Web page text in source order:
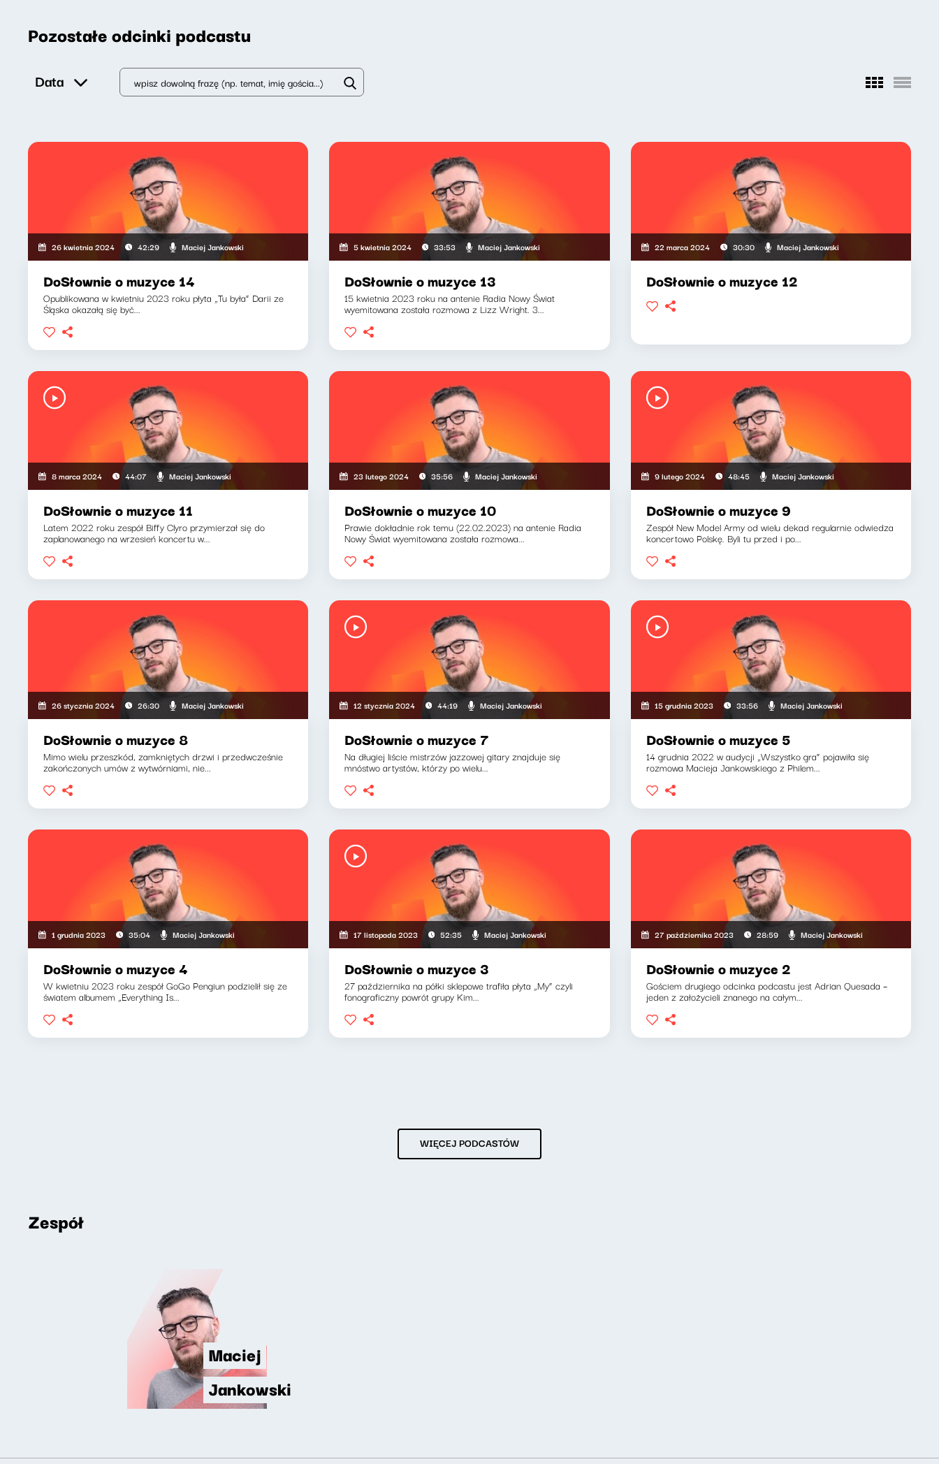
Pozostałe odcinki podcastu
Data
26 kwietnia 2024 42:29 Maciej Jankowski
DoSłownie o muzyce 14
Opublikowana w kwietniu 2023 roku płyta „Tu była” Darii ze
Śląska okazałą się być...
5 kwietnia 2024 33:53 Maciej Jankowski
DoSłownie o muzyce 13
15 kwietnia 2023 roku na antenie Radia Nowy Świat
wyemitowana została rozmowa z Lizz Wright. 3...
22 marca 2024 30:30 Maciej Jankowski
DoSłownie o muzyce 12
8 marca 2024 44:07 Maciej Jankowski
DoSłownie o muzyce 11
Latem 2022 roku zespół Biffy Clyro przymierzał się do
zaplanowanego na wrzesień koncertu w...
23 lutego 2024 35:56 Maciej Jankowski
DoSłownie o muzyce 10
Prawie dokładnie rok temu (22.02.2023) na antenie Radia
Nowy Świat wyemitowana została rozmowa...
9 lutego 2024 48:45 Maciej Jankowski
DoSłownie o muzyce 9
Zespół New Model Army od wielu dekad regularnie odwiedza
koncertowo Polskę. Byli tu przed i po...
26 stycznia 2024 26:30 Maciej Jankowski
DoSłownie o muzyce 8
Mimo wielu przeszkód, zamkniętych drzwi i przedwcześnie
zakończonych umów z wytwórniami, nie...
12 stycznia 2024 44:19 Maciej Jankowski
DoSłownie o muzyce 7
Na długiej liście mistrzów jazzowej gitary znajduje się
mnóstwo artystów, którzy po wielu...
15 grudnia 2023 33:56 Maciej Jankowski
DoSłownie o muzyce 5
14 grudnia 2022 w audycji „Wszystko gra” pojawiła się
rozmowa Macieja Jankowskiego z Philem...
1 grudnia 2023 35:04 Maciej Jankowski
DoSłownie o muzyce 4
W kwietniu 2023 roku zespół GoGo Pengiun podzielił się ze
światem albumem „Everything Is...
17 listopada 2023 52:35 Maciej Jankowski
DoSłownie o muzyce 3
27 października na półki sklepowe trafiła płyta „My” czyli
fonograficzny powrót grupy Kim...
27 października 2023 28:59 Maciej Jankowski
DoSłownie o muzyce 2
Gościem drugiego odcinka podcastu jest Adrian Quesada –
jeden z założycieli znanego na całym...
WIĘCEJ PODCASTÓW
Zespół
Maciej
Jankowski